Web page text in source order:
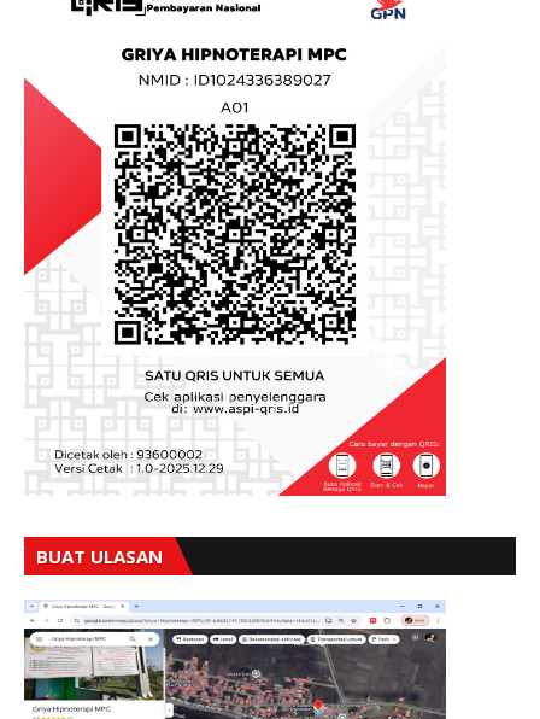
BUAT ULASAN